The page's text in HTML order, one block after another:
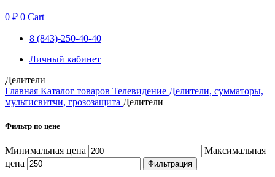
0 ₽ 0 Cart
8 (843)-250-40-40
Личный кабинет
Делители
Главная Каталог товаров Телевидение Делители, сумматоры,
мультисвитчи, грозозащита Делители
Фильтр по цене
Минимальная цена
Максимальная
цена
Фильтрация